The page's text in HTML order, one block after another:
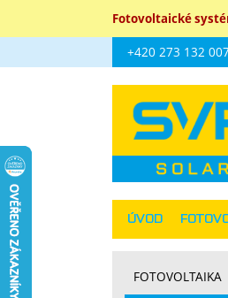
Fotovoltaické
FOTOVOLTAIKA
Navigace
+420 273 132 007
ÚVOD